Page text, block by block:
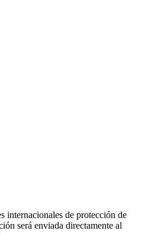
internacionales de protección de
será enviada directamente al